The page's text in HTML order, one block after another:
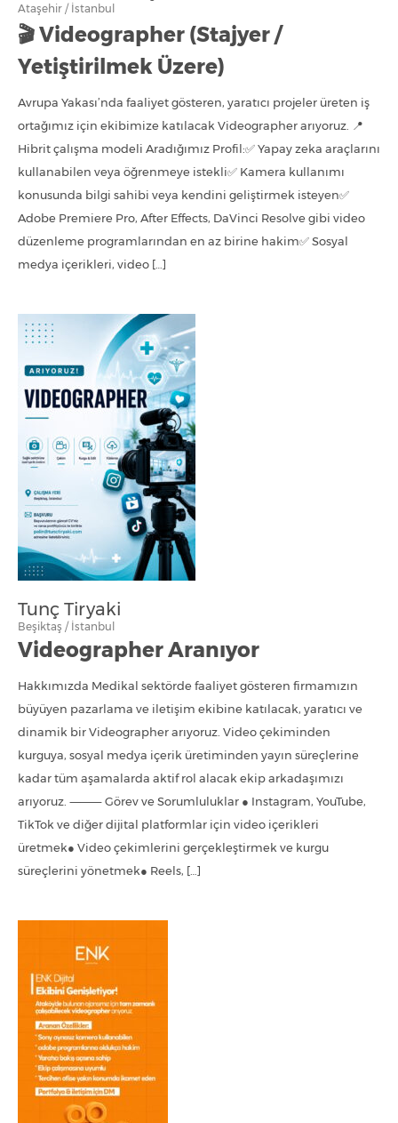
Ataşehir / İstanbul
🎬 Videographer (Stajyer /
Yetiştirilmek Üzere)
Avrupa Yakası’nda faaliyet gösteren, yaratıcı projeler üreten iş
ortağımız için ekibimize katılacak Videographer arıyoruz. 📍
Hibrit çalışma modeli Aradığımız Profil:✅ Yapay zeka araçlarını
kullanabilen veya öğrenmeye istekli✅ Kamera kullanımı
konusunda bilgi sahibi veya kendini geliştirmek isteyen✅
Adobe Premiere Pro, After Effects, DaVinci Resolve gibi video
düzenleme programlarından en az birine hakim✅ Sosyal
medya içerikleri, video […]
Tunç Tiryaki
Beşiktaş / İstanbul
Videographer Aranıyor
Hakkımızda Medikal sektörde faaliyet gösteren firmamızın
büyüyen pazarlama ve iletişim ekibine katılacak, yaratıcı ve
dinamik bir Videographer arıyoruz. Video çekiminden
kurguya, sosyal medya içerik üretiminden yayın süreçlerine
kadar tüm aşamalarda aktif rol alacak ekip arkadaşımızı
arıyoruz. ⸻ Görev ve Sorumluluklar ● Instagram, YouTube,
TikTok ve diğer dijital platformlar için video içerikleri
üretmek● Video çekimlerini gerçekleştirmek ve kurgu
süreçlerini yönetmek● Reels, […]